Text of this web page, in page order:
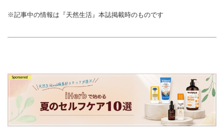
※記事中の情報は『天然生活』本誌掲載時のものです